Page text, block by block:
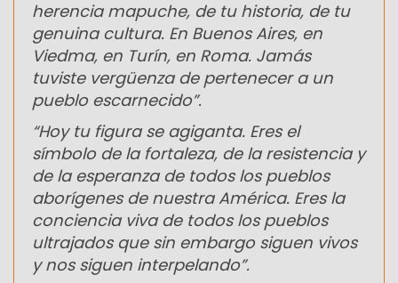
herencia mapuche, de tu historia, de tu
genuina cultura. En Buenos Aires, en
Viedma, en Turín, en Roma. Jamás
tuviste vergüenza de pertenecer a un
pueblo escarnecido”.
“Hoy tu figura se agiganta. Eres el
símbolo de la fortaleza, de la resistencia y
de la esperanza de todos los pueblos
aborígenes de nuestra América. Eres la
conciencia viva de todos los pueblos
ultrajados que sin embargo siguen vivos
y nos siguen interpelando”.